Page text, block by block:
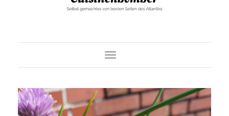
Toggle Navigation